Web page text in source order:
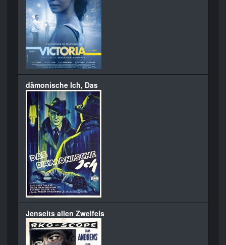
dämonische Ich, Das
Jenseits allen Zweifels